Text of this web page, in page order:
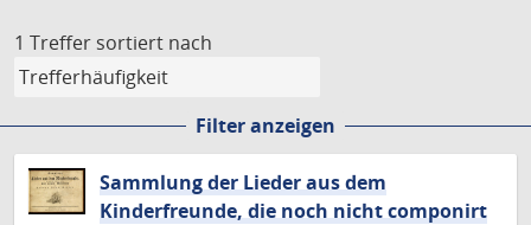
1 Treffer sortiert nach
Filter anzeigen
Sammlung der Lieder aus dem
Kinderfreunde, die noch nicht componirt